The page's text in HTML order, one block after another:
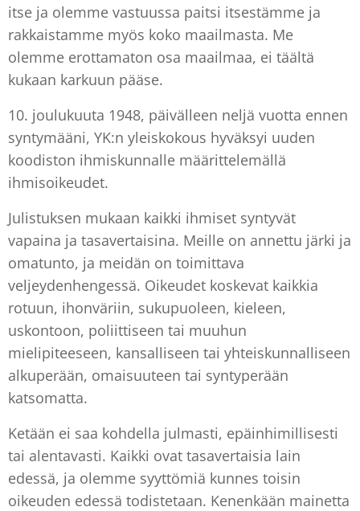
itse ja olemme vastuussa paitsi itsestämme ja
rakkaistamme myös koko maailmasta. Me
olemme erottamaton osa maailmaa, ei täältä
kukaan karkuun pääse.
10. joulukuuta 1948, päivälleen neljä vuotta ennen
syntymääni, YK:n yleiskokous hyväksyi uuden
koodiston ihmiskunnalle määrittelemällä
ihmisoikeudet.
Julistuksen mukaan kaikki ihmiset syntyvät
vapaina ja tasavertaisina. Meille on annettu järki ja
omatunto, ja meidän on toimittava
veljeydenhengessä. Oikeudet koskevat kaikkia
rotuun, ihonväriin, sukupuoleen, kieleen,
uskontoon, poliittiseen tai muuhun
mielipiteeseen, kansalliseen tai yhteiskunnalliseen
alkuperään, omaisuuteen tai syntyperään
katsomatta.
Ketään ei saa kohdella julmasti, epäinhimillisesti
tai alentavasti. Kaikki ovat tasavertaisia lain
edessä, ja olemme syyttömiä kunnes toisin
oikeuden edessä todistetaan. Kenenkään mainetta